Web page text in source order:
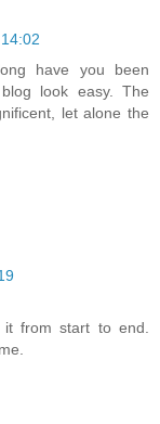
have you been
look easy. The
let alone the
from start to end.